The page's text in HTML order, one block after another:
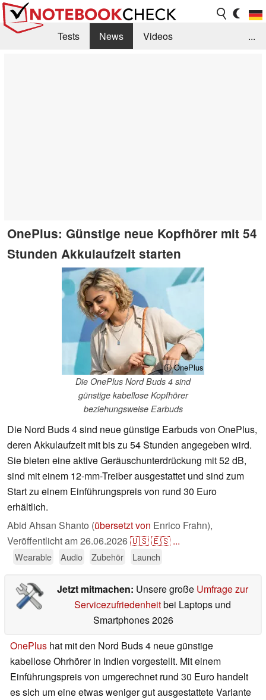
Tests News
Videos
...
OnePlus: Günstige neue Kopfhörer mit 54
Stunden Akkulaufzeit starten
ⓘ OnePlus
Die OnePlus Nord Buds 4 sind
günstige kabellose Kopfhörer
beziehungsweise Earbuds
Die Nord Buds 4 sind neue günstige Earbuds von OnePlus,
deren Akkulaufzeit mit bis zu 54 Stunden angegeben wird.
Sie bieten eine aktive Geräuschunterdrückung mit 52 dB,
sind mit einem 12-mm-Treiber ausgestattet und sind zum
Start zu einem Einführungspreis von rund 30 Euro
erhältlich.
Abid Ahsan Shanto (übersetzt von Enrico Frahn),
Veröffentlicht am26.06.2026🇺🇸🇪🇸 ...
Wearable Audio Zubehör Launch
Jetzt mitmachen: Unsere große Umfrage zur
Servicezufriedenheitbei Laptops und
Smartphones 2026
OnePlus hat mit den Nord Buds 4 neue günstige
kabellose Ohrhörer in Indien vorgestellt. Mit einem
Einführungspreis von umgerechnet rund 30 Euro handelt
es sich um eine etwas weniger gut ausgestattete Variante